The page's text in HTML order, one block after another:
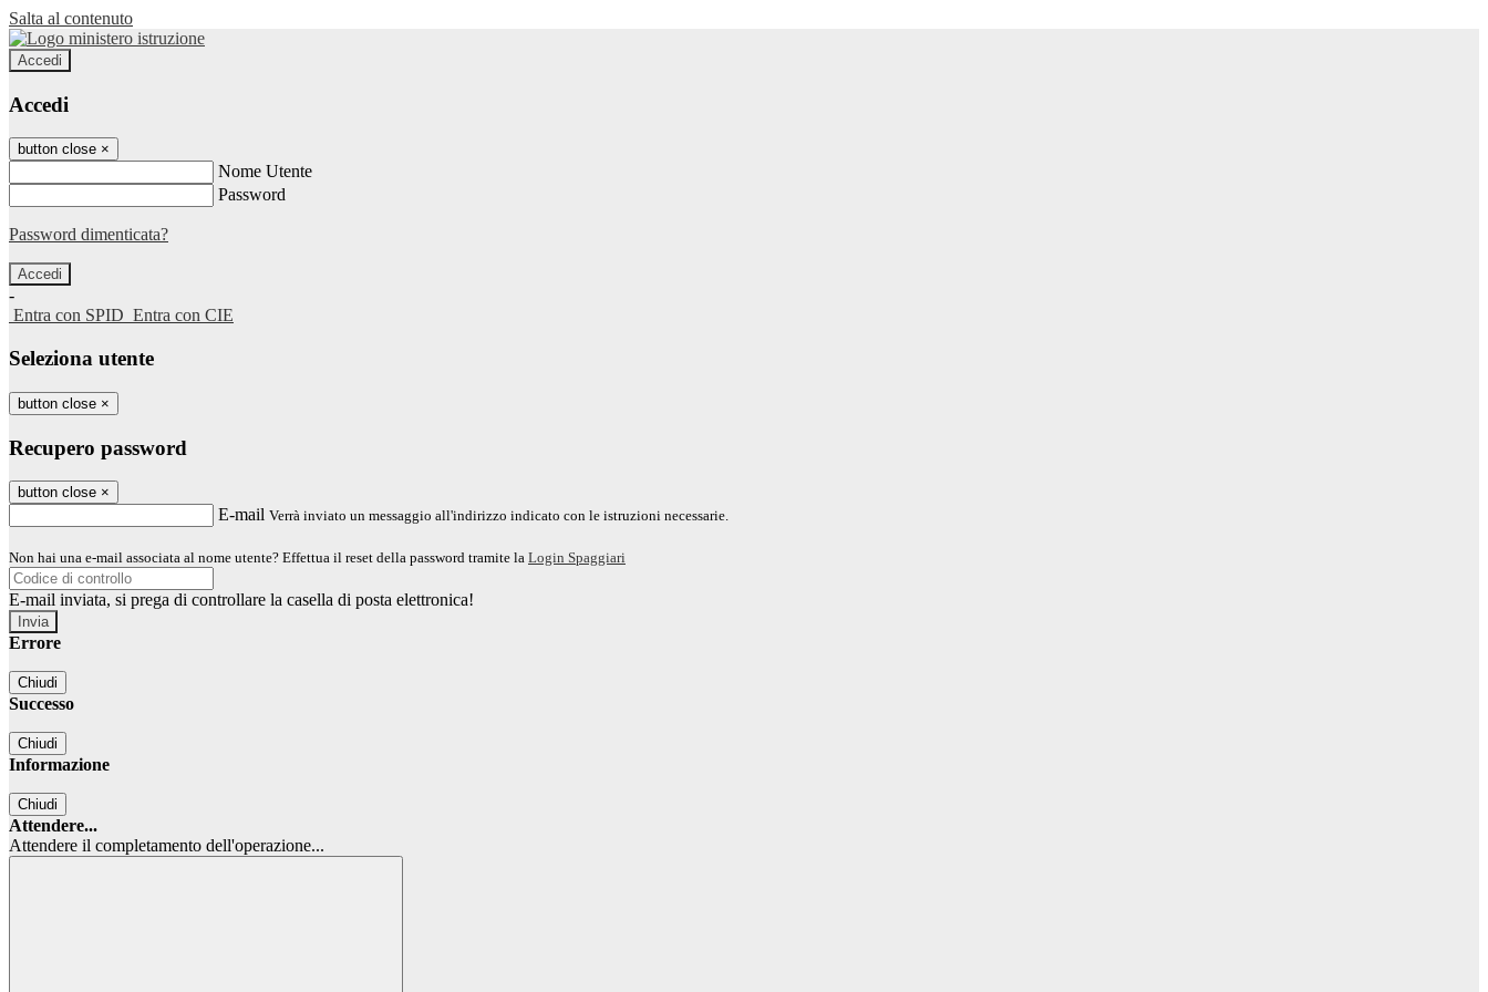
Salta al contenuto
Accedi
Accedi
button close ×
Nome Utente
Password
Password dimenticata?
-
Entra con SPID Entra con CIE
Seleziona utente
button close ×
Recupero password
button close ×
E-mail Verrà inviato un messaggio all'indirizzo indicato con le istruzioni necessarie.
Non hai una e-mail associata al nome utente? Effettua il reset della password tramite la Login Spaggiari
E-mail inviata, si prega di controllare la casella di posta elettronica!
Errore
Chiudi
Successo
Chiudi
Informazione
Chiudi
Attendere...
Attendere il completamento dell'operazione...